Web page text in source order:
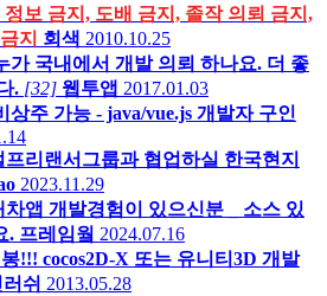
보 금지, 도배 금지, 졸작 의뢰 금지,
지 회색 2010.10.25
가 국내에서 개발 의뢰 하나요. 더 좋
. [32] 웹투앱 2017.01.03
상주 가능 - java/vue.js 개발자 구인
프리랜서그룹과 협업하실 한국현지
2023.11.29
차앱 개발경험이 있으신분 _ 소스 있
. 프레임웤 2024.07.16
!!! cocos2D-X 또는 유니티3D 개발
쉬 2013.05.28